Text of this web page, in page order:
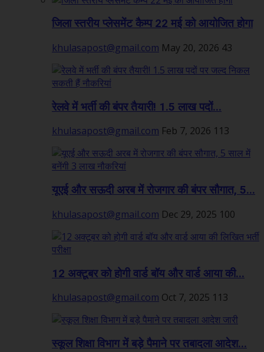
जिला स्तरीय प्लेसमेंट कैम्प 22 मई को आयोजित होगा
khulasapost@gmail.com May 20, 2026 43
रेलवे में भर्ती की बंपर तैयारी! 1.5 लाख पदों...
khulasapost@gmail.com Feb 7, 2026 113
यूएई और सऊदी अरब में रोजगार की बंपर सौगात, 5...
khulasapost@gmail.com Dec 29, 2025 100
12 अक्टूबर को होगी वार्ड बॉय और वार्ड आया की...
khulasapost@gmail.com Oct 7, 2025 113
स्कूल शिक्षा विभाग में बड़े पैमाने पर तबादला आदेश...